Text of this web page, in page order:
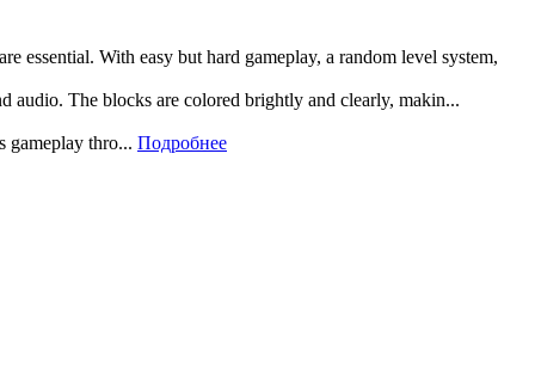
essential. With easy but hard gameplay, a random level system,
audio. The blocks are colored brightly and clearly, makin...
gameplay thro... Подробнее